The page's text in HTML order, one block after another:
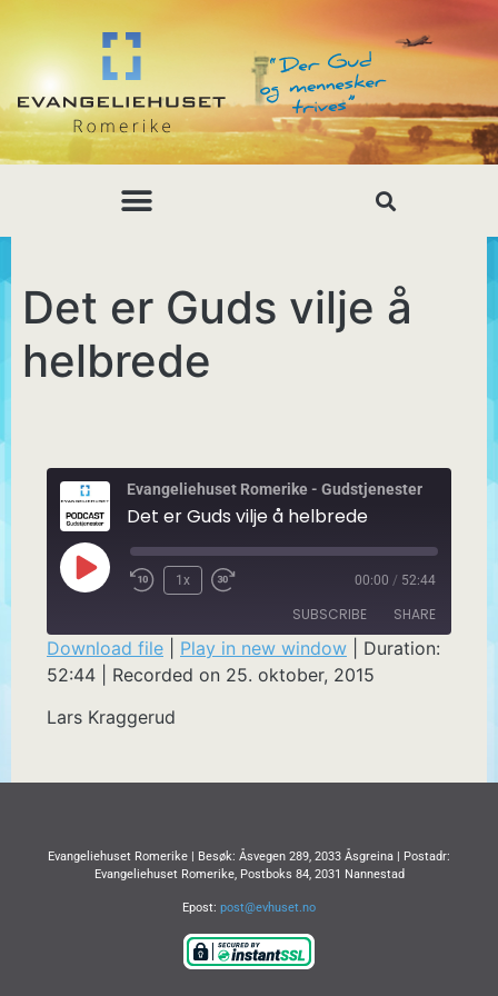
Det er Guds vilje å
helbrede
Evangeliehuset Romerike - Gudstjenester
Det er Guds vilje å helbrede
1x 00:00 / 52:44
SUBSCRIBE SHARE
SHARE
LINK
Download file Play in new window
Duration:
52:44
Recorded on 25. oktober, 2015
Lars Kraggerud
Evangeliehuset Romerike | Besøk: Åsvegen 289, 2033 Åsgreina | Postadr:
Evangeliehuset Romerike, Postboks 84, 2031 Nannestad
Epost: post@evhuset.no